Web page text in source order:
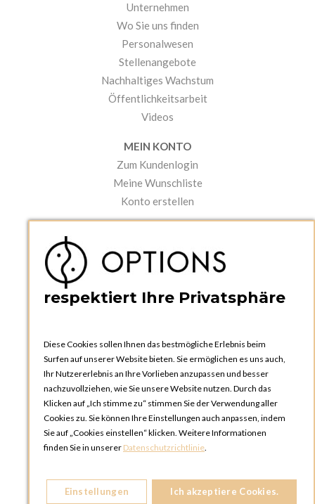
Unternehmen
Wo Sie uns finden
Personalwesen
Stellenangebote
Nachhaltiges Wachstum
Öffentlichkeitsarbeit
Videos
MEIN KONTO
Zum Kundenlogin
Meine Wunschliste
Konto erstellen
Kataloge und Bestellschein
Bedienungsanleitungen
OPTIONS ZÜRICH
Steinackerstrasse 55,
8302 Kloten
SCHWEIZ
OPTIONS GENF
respektiert Ihre Privatsphäre
Diese Cookies sollen Ihnen das bestmögliche Erlebnis beim
Surfen auf unserer Website bieten. Sie ermöglichen es uns auch,
Ihr Nutzererlebnis an Ihre Vorlieben anzupassen und besser
nachzuvollziehen, wie Sie unsere Website nutzen. Durch das
Klicken auf „Ich stimme zu“ stimmen Sie der Verwendung aller
Cookies zu. Sie können Ihre Einstellungen auch anpassen, indem
Sie auf „Cookies einstellen“ klicken. Weitere Informationen
finden Sie in unserer Datenschutzrichtlinie.
Einstellungen Ich akzeptiere Cookies.